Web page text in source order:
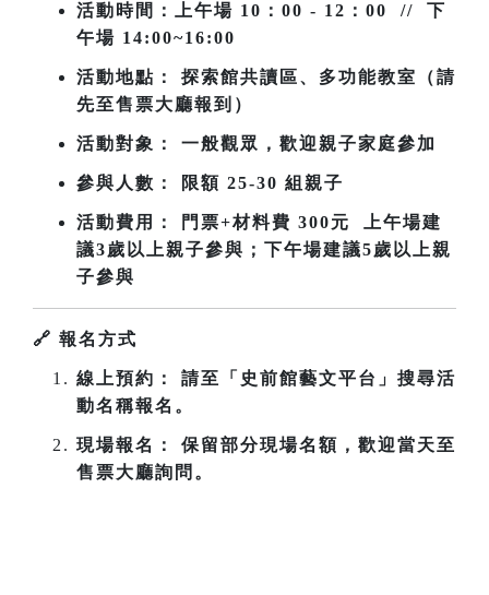
活動時間：上午場 10 ：00 - 12：00 // 下
午場 14:00~16:00
活動地點： 探索館共讀區、多功能教室（請
先至售票大廳報到）
活動對象： 一般觀眾，歡迎親子家庭參加
參與人數： 限額 25-30 組親子
活動費用： 門票+材料費 300元 上午場建
議3歲以上親子參與；下午場建議5歲以上親
子參與
🔗 報名方式
線上預約： 請至「史前館藝文平台」搜尋活
動名稱報名。
現場報名： 保留部分現場名額，歡迎當天至
售票大廳詢問。